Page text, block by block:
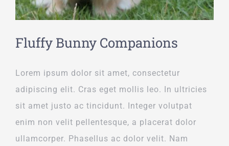
Fluffy Bunny Companions
Lorem ipsum dolor sit amet, consectetur
adipiscing elit. Cras eget mollis leo. In ultricies
sit amet justo ac tincidunt. Integer volutpat
enim non velit pellentesque, a placerat dolor
ullamcorper. Phasellus ac dolor velit. Nam